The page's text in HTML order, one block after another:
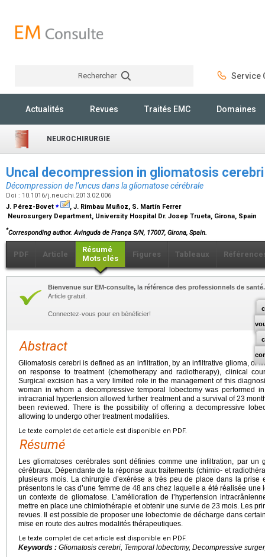
Rechercher Service
Actualités Revues Traités EMC Domaines
NEUROCHIRURGIE
Uncal decompression in gliomatosis
Décompression de l’uncus dans la gliomatose cérébrale
Doi : 10.1016/j.neuchi.2013.02.006
J. Pérez-Bovet ⁎
, J. Rimbau Muñoz, S. Martín Ferrer
Neurosurgery Department, University Hospital Dr. Josep Trueta, Girona, Spain
*Corresponding author. Avinguda de França S/N, 17007, Girona, Spain.
PDF Article
Résumé
Mots clés
Figures Tableaux
Bienvenue sur EM-consulte, la référence des professionnels de santé.
Article gratuit.
Connectez-vous pour en bénéficier!
Abstract
Gliomatosis cerebri is defined as an infiltration, by an infiltrative glioma, of
on response to treatment (chemotherapy and radiotherapy), clinical
Surgical excision has a very limited role in the management of this
woman in whom a decompressive temporal lobectomy was performed
intracranial hypertension allowed further treatment and a survival of 23
been reviewed. There is the possibility of offering a decompressive
allowing to undergo other treatment modalities.
Le texte complet de cet article est disponible en PDF.
Résumé
Les gliomatoses cerébrales sont définies comme une infiltration, par
cérébraux. Dépendante de la réponse aux traitements (chimio- et
plusieurs mois. La chirurgie d’exérèse a très peu de place dans la prise
présentons le cas d’une femme de 48 ans chez laquelle a été réalisée une
un contexte de gliomatose. L’amélioration de l’hypertension
mettre en place une chimiothérapie et obtenir une survie de 23 mois. Les
revues. Il est possible de proposer une lobectomie de décharge dans
mise en route des autres modalités thérapeutiques.
Le texte complet de cet article est disponible en PDF.
Keywords : Gliomatosis cerebri, Temporal lobectomy, Decompressive